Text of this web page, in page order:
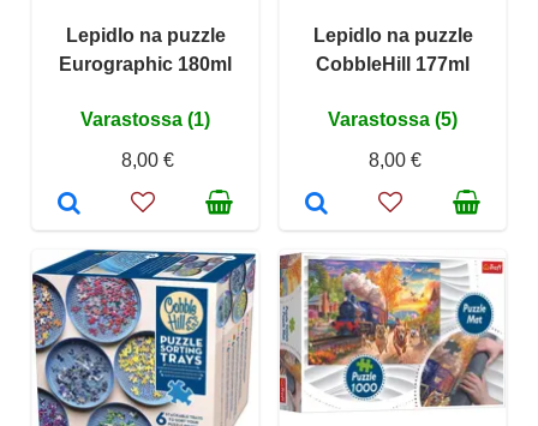
Lepidlo na puzzle
Eurographic 180ml
Varastossa (1)
8,00 €
Lepidlo na puzzle
CobbleHill 177ml
Varastossa (5)
8,00 €